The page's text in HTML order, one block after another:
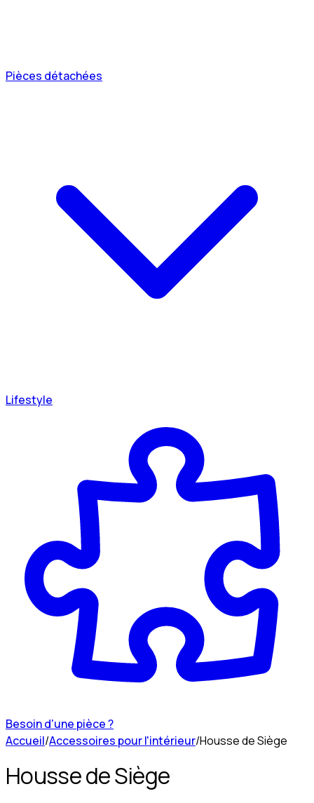
Pièces détachées
Lifestyle
Besoin d'une pièce ?
Accueil/Accessoires pour l'intérieur/Housse de Siège
Housse de Siège